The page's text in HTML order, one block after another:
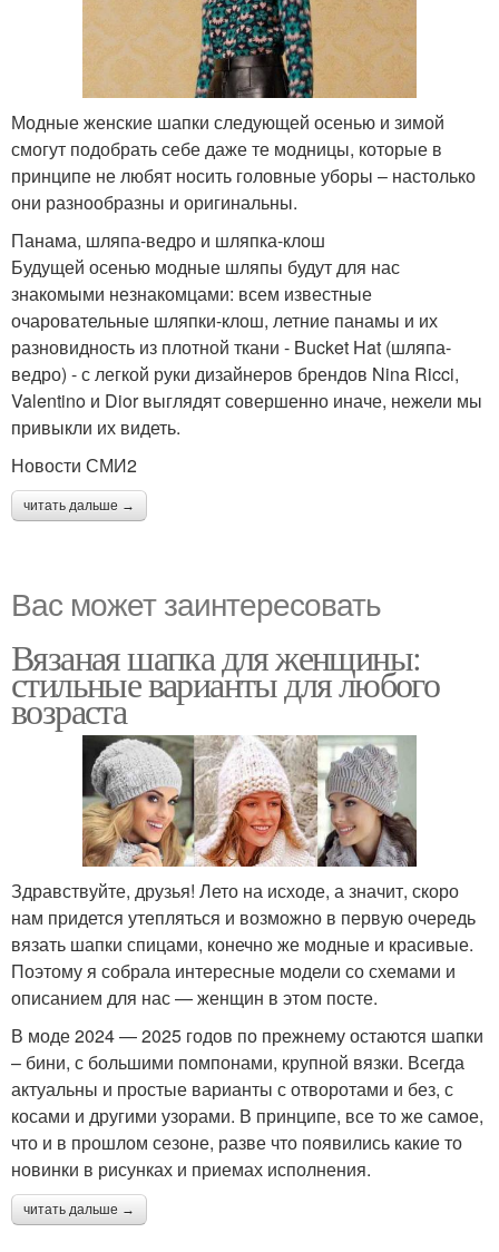
Модные женские шапки следующей осенью и зимой
смогут подобрать себе даже те модницы, которые в
принципе не любят носить головные уборы – настолько
они разнообразны и оригинальны.
Панама, шляпа-ведро и шляпка-клош
Будущей осенью модные шляпы будут для нас
знакомыми незнакомцами: всем известные
очаровательные шляпки-клош, летние панамы и их
разновидность из плотной ткани - Bucket Hat (шляпа-
ведро) - с легкой руки дизайнеров брендов Nina Ricci,
Valentino и Dior выглядят совершенно иначе, нежели мы
привыкли их видеть.
Новости СМИ2
читать дальше →
Вас может заинтересовать
Вязаная шапка для женщины:
стильные варианты для любого
возраста
Здравствуйте, друзья! Лето на исходе, а значит, скоро
нам придется утепляться и возможно в первую очередь
вязать шапки спицами, конечно же модные и красивые.
Поэтому я собрала интересные модели со схемами и
описанием для нас — женщин в этом посте.
В моде 2024 — 2025 годов по прежнему остаются шапки
– бини, с большими помпонами, крупной вязки. Всегда
актуальны и простые варианты с отворотами и без, с
косами и другими узорами. В принципе, все то же самое,
что и в прошлом сезоне, разве что появились какие то
новинки в рисунках и приемах исполнения.
читать дальше →